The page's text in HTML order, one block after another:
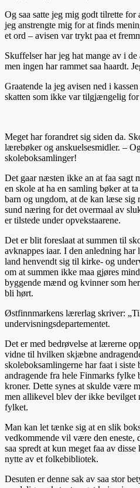
Og saa satte jeg mig godt tilrette
jeg anstrengte mig for at finds
et ord – avisen var trykt paa et
Skuffelser har jeg hat mange av i
men ingen har rammet saa haardt.
Graatende la jeg avisen ned i
skatten som ikke var tilgjængelig
Meget har forandret sig siden da.
lærebøker og anskuelsesmidler. –
skoleboksamlinger!
Det gaar næsten ikke an at faa sagt
en skole at ha en samling bøker at
barn og ungdom, at de kan læse
sund næring for det overmaal av
er tilstede under opvekstaarene.
Det er blit foreslaat at summen til
avknappes iaar. I den anledning
land henvendt sig til kirke- og
om at summen ikke maa gjøres
byggende mænd og kvinner som
bli hørt.
Østfinnmarkens lærerlag skriver:
undervisningsdepartementet.
Det er med bedrøvelse at lærerne
vidne til hvilken skjæbne
skoleboksamlingerne har faat i siste
andragende fra hele Finmarks
kroner. Dette synes at skulde være
men allikevel blev der ikke bevilget
fylket.
Man kan let tænke sig at en slik
vedkommende vil være den eneste,
saa spredt at kun meget faa av
nytte av et folkebibliotek.
Desuten er denne sak av saa stor